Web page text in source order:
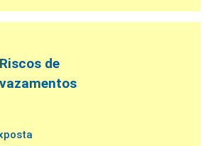
Riscos de
vazamentos